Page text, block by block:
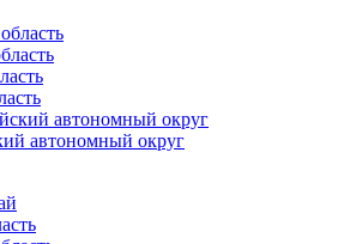
автономный округ
автономный округ